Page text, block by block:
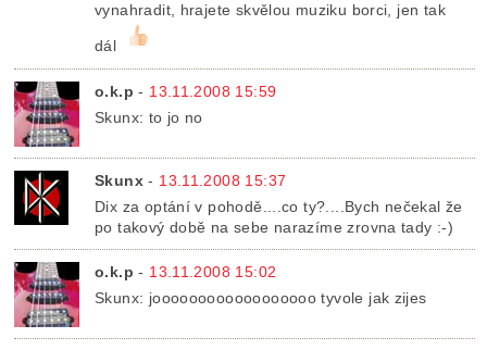
vynahradit, hrajete skvělou muziku borci, jen tak
dál
o.k.p - 13.11.2008 15:59
Skunx: to jo no
Skunx - 13.11.2008 15:37
Dix za optání v pohodě....co ty?....Bych nečekal že
po takový době na sebe narazíme zrovna tady :-)
o.k.p - 13.11.2008 15:02
Skunx: joooooooooooooooooo tyvole jak zijes